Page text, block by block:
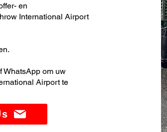
en
International Airport
WhatsApp om uw
Airport te